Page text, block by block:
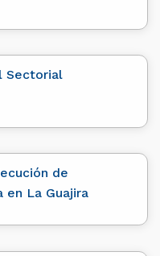
Sectorial
de
en La Guajira